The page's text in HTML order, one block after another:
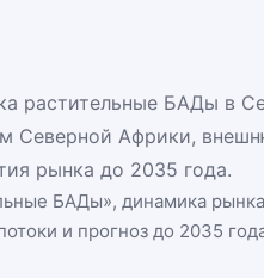
растительные БАДы в
Северной Африки,
рынка до 2035 года.
БАДы», динамика
и прогноз до 2035